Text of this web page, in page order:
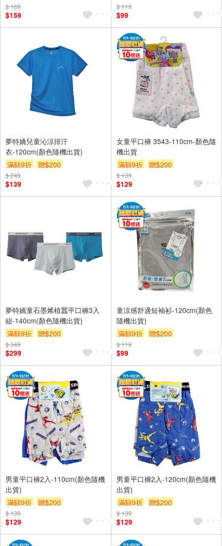
$ 169
$159
$ 119
$99
夢特嬌兒童沁涼排汗
衣-120cm(顏色隨機出貨)
滿額9折
贈$200
$ 249
$139
女童平口褲 3543-110cm-顏色隨
機出貨
滿額9折
贈$200
$ 139
$129
夢特嬌童石墨烯植蠶平口褲3入
組-140cm(顏色隨機出貨)
滿額9折
贈$200
$ 349
$299
童涼感舒適短袖衫-120cm(顏色
隨機出貨)
滿額9折
贈$200
$ 119
$99
男童平口褲2入-110cm(顏色隨機
出貨)
滿額9折
贈$200
$ 139
$129
男童平口褲2入-120cm(顏色隨機
出貨)
滿額9折
贈$200
$ 139
$129